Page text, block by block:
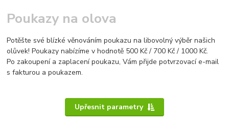
Poukazy na olova
Potěšte své blízké věnováním poukazu na libovolný výběr našich
olůvek! Poukazy nabízíme v hodnotě 500 Kč / 700 Kč / 1000 Kč.
Po zakoupení a zaplacení poukazu, Vám přijde potvrzovací e-mail
s fakturou a poukazem.
Upřesnit parametry